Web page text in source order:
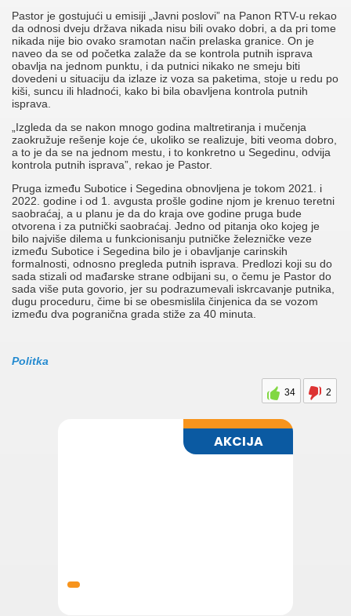
Pastor je gostujući u emisiji „Javni poslovi” na Panon RTV-u rekao
da odnosi dveju država nikada nisu bili ovako dobri, a da pri tome
nikada nije bio ovako sramotan način prelaska granice. On je
naveo da se od početka zalaže da se kontrola putnih isprava
obavlja na jednom punktu, i da putnici nikako ne smeju biti
dovedeni u situaciju da izlaze iz voza sa paketima, stoje u redu po
kiši, suncu ili hladnoći, kako bi bila obavljena kontrola putnih
isprava.
„Izgleda da se nakon mnogo godina maltretiranja i mučenja
zaokružuje rešenje koje će, ukoliko se realizuje, biti veoma dobro,
a to je da se na jednom mestu, i to konkretno u Segedinu, odvija
kontrola putnih isprava”, rekao je Pastor.
Pruga između Subotice i Segedina obnovljena je tokom 2021. i
2022. godine i od 1. avgusta prošle godine njom je krenuo teretni
saobraćaj, a u planu je da do kraja ove godine pruga bude
otvorena i za putnički saobraćaj. Jedno od pitanja oko kojeg je
bilo najviše dilema u funkcionisanju putničke železničke veze
između Subotice i Segedina bilo je i obavljanje carinskih
formalnosti, odnosno pregleda putnih isprava. Predlozi koji su do
sada stizali od mađarske strane odbijani su, o čemu je Pastor do
sada više puta govorio, jer su podrazumevali iskrcavanje putnika,
dugu proceduru, čime bi se obesmislila činjenica da se vozom
između dva pogranična grada stiže za 40 minuta.
Politka
34 2